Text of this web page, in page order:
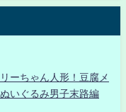
ーちゃん人形！豆腐メ
いぐるみ男子末路編